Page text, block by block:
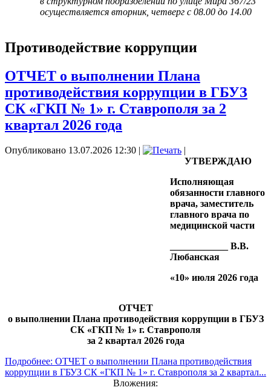
осуществляется вторник, четверг с 08.00 до 14.00
Противодействие коррупции
ОТЧЕТ о выполнении Плана
противодействия коррупции в ГБУЗ
СК «ГКП № 1» г. Ставрополя за 2
квартал 2026 года
Опубликовано 13.07.2026 12:30
УТВЕРЖДАЮ
Исполняющая
обязанности главного
врача, заместитель
главного врача по
медицинской части
____________ В.В.
Любанская
«10» июля 2026 года
ОТЧЕТ
о выполнении Плана противодействия коррупции в ГБУЗ
СК «ГКП № 1» г. Ставрополя
за 2 квартал 2026 года
Подробнее: ОТЧЕТ о выполнении Плана противодействия
коррупции в ГБУЗ СК «ГКП № 1» г. Ставрополя за 2 квартал...
Вложения: